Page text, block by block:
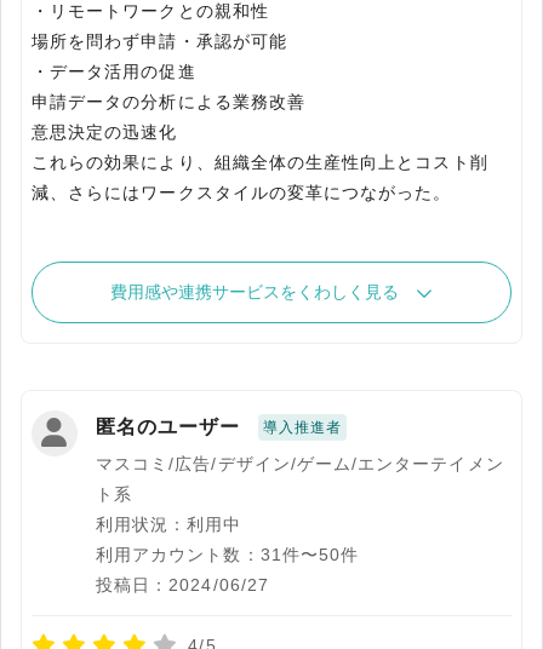
・リモートワークとの親和性
場所を問わず申請・承認が可能
・データ活用の促進
申請データの分析による業務改善
意思決定の迅速化
これらの効果により、組織全体の生産性向上とコスト削
減、さらにはワークスタイルの変革につながった。
費用感や連携サービスをくわしく見る
匿名のユーザー 導入推進者
マスコミ/広告/デザイン/ゲーム/エンターテイメン
ト系
利用状況：利用中
利用アカウント数：31件〜50件
投稿日：2024/06/27